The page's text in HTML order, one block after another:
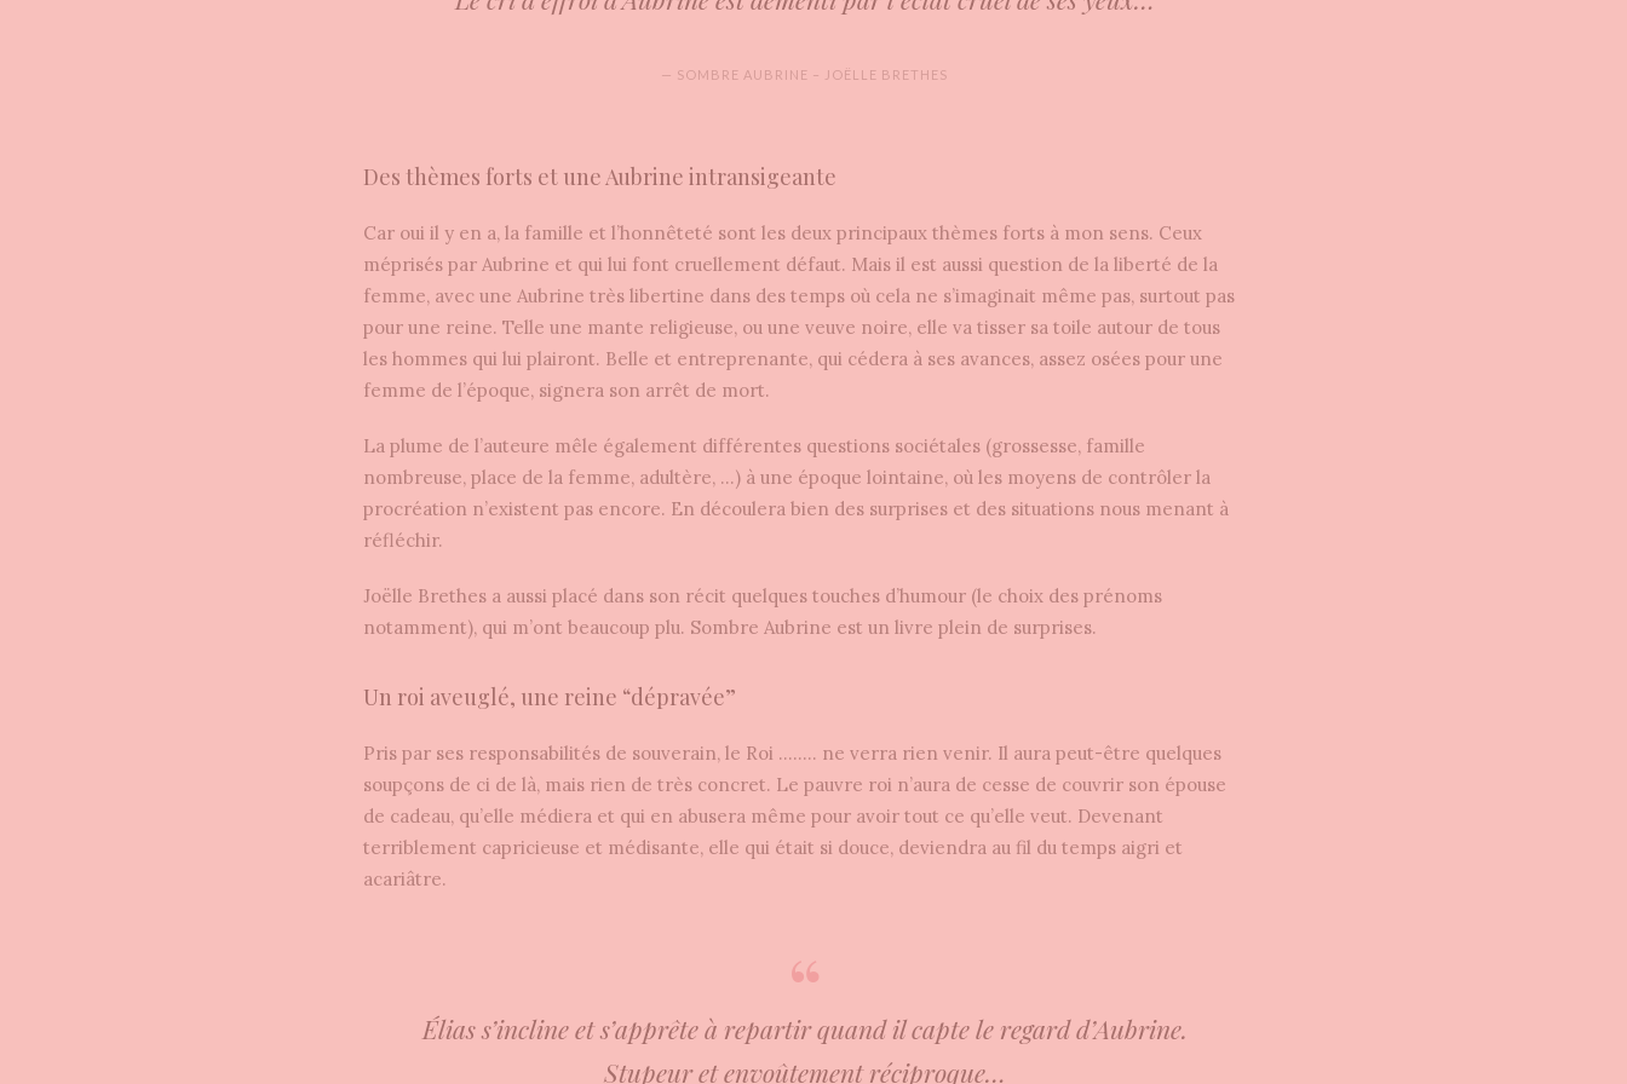
— SOMBRE AUBRINE – JOËLLE BRETHES
Des thèmes forts et une Aubrine intransigeante
Car oui il y en a, la famille et l’honnêteté sont les deux principaux thèmes forts à mon sens. Ceux
méprisés par Aubrine et qui lui font cruellement défaut. Mais il est aussi question de la liberté de la
femme, avec une Aubrine très libertine dans des temps où cela ne s’imaginait même pas, surtout pas
pour une reine. Telle une mante religieuse, ou une veuve noire, elle va tisser sa toile autour de tous
les hommes qui lui plairont. Belle et entreprenante, qui cédera à ses avances, assez osées pour une
femme de l’époque, signera son arrêt de mort.
La plume de l’auteure mêle également différentes questions sociétales (grossesse, famille
nombreuse, place de la femme, adultère, …) à une époque lointaine, où les moyens de contrôler la
procréation n’existent pas encore. En découlera bien des surprises et des situations nous menant à
réfléchir.
Joëlle Brethes a aussi placé dans son récit quelques touches d’humour (le choix des prénoms
notamment), qui m’ont beaucoup plu. Sombre Aubrine est un livre plein de surprises.
Un roi aveuglé, une reine “dépravée”
Pris par ses responsabilités de souverain, le Roi …….. ne verra rien venir. Il aura peut-être quelques
soupçons de ci de là, mais rien de très concret. Le pauvre roi n’aura de cesse de couvrir son épouse
de cadeau, qu’elle médiera et qui en abusera même pour avoir tout ce qu’elle veut. Devenant
terriblement capricieuse et médisante, elle qui était si douce, deviendra au fil du temps aigri et
acariâtre.
Élias s’incline et s’apprête à repartir quand il capte le regard d’Aubrine.
Stupeur et envoûtement réciproque…